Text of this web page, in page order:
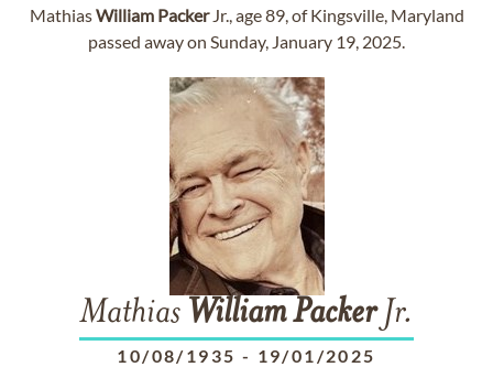
MathiasWilliam PackerJr., age 89, of Kingsville, Maryland
passed away on Sunday, January 19, 2025.
Mathias WilliamPackerJr.
10/08/1935 - 19/01/2025